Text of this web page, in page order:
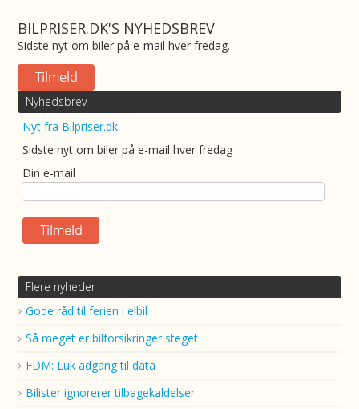
BILPRISER.DK'S NYHEDSBREV
Sidste nyt om biler på e-mail hver fredag.
Nyhedsbrev
Nyt fra Bilpriser.dk
Sidste nyt om biler på e-mail hver fredag
Din e-mail
Flere nyheder
Gode råd til ferien i elbil
Så meget er bilforsikringer steget
FDM: Luk adgang til data
Bilister ignorerer tilbagekaldelser